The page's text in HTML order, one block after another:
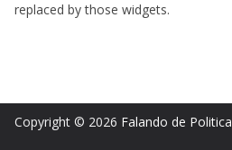
replaced by those widgets.
Copyright © 2026 Falando de Politica